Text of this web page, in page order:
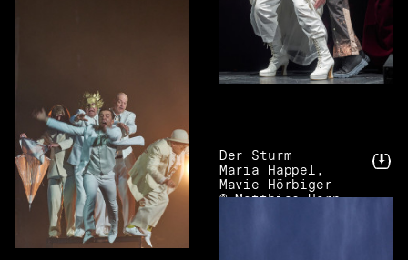
Der Sturm
Maria Happel,
Mavie Hörbiger
© Matthias Horn